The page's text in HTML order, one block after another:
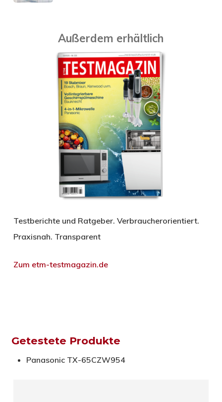
Außerdem erhältlich
Testberichte und Ratgeber. Verbraucherorientiert.
Praxisnah. Transparent
Zum etm-testmagazin.de
Getestete Produkte
Panasonic TX-65CZW954